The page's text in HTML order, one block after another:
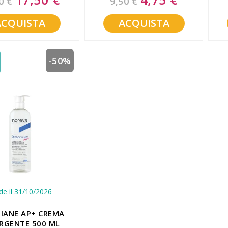
Price Price
ACQUISTA
il 31/10/2026
AP+ CREMA
500 ML
-50%